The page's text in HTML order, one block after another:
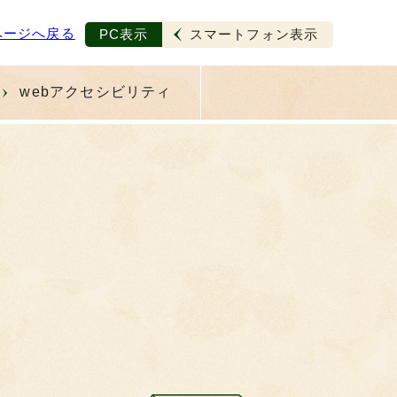
ジへ戻る PC表示 スマートフォン表示
webアクセシビリティ